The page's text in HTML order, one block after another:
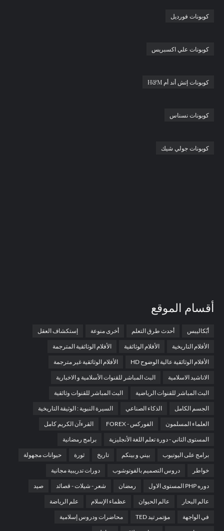
كوبونات فورديل
كوبونات علي اكسبريس
كوبونات إتش أند أم H&M
كوبونات نسناس
كوبونات جولي شيك
أقسام الموقع
أبُكاليبس أحدث طرق التعلم أخرى منوعة إستكشاف العقل
الأفلام التاريخية الأفلام الوثائقية الأفلام الوثائقية المترجمة
الأفلام الوثائقية عالية الوضوح HD الأفلام الوثائقية غير مترجمة
الاناشيد الاسلامية البث المباشر للقنوات الأسلامية و الاخبارية
البث المباشر للقنوات الرياضية البث المباشر للقنوات وثائقية
الجسم الكامل الذكاء الصناعي السيرة النبوية : الوثيقة التاريخية
العلماء المسلمون الفوركس - FOREX القرءآن الكريم كامل
المستوى الثاني - دورة تعلم اللغة الأنجليزية برامج رمضانية
برامج على اليوتيوب بيني و بينكم تاريخ ثورة حيوانات مجهولة
خواطر دروس التصميم بالفوتوشوب دورات تدريبية مجانية
دوره PHP المستوى الاول رمضان شعر - شيلات - قصائد صيد
عالم البحار عالم الحيوان عظماء الإسلام علم الرياضة
في الواجهة مؤتمر تيد TED محاضرات ودروس إسلامية